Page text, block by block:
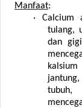
Manfaat:
·
Calcium
tulang,
dan
tubuh,